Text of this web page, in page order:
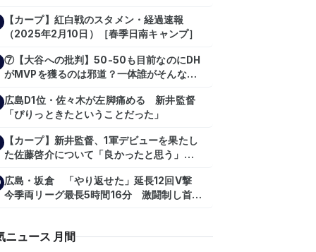
【カープ】紅白戦のスタメン・経過速報
（2025年2月10日）［春季日南キャンプ］
⑦【大谷への批判】50-50も目前なのにDH
がMVPを獲るのは邪道？一体誰がそんな事
【shoheiohtani】【池田親興】【高橋慶
彦】【広島東洋カープ】【プロ野球】
広島D1位・佐々木が左脚痛める 新井監督
「ぴりっときたということだった」
【カープ】新井監督、1軍デビューを果たし
た佐藤啓介について「良かったと思う」
広島・坂倉 「やり返せた」延長12回V撃
今季両リーグ最長5時間16分 激闘制し首位
ニュース 月間